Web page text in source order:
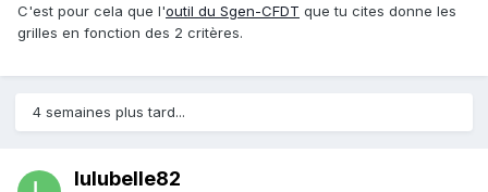
C'est pour cela que l'outil du Sgen-CFDT que tu cites donne les
grilles en fonction des 2 critères.
4 semaines plus tard...
lulubelle82